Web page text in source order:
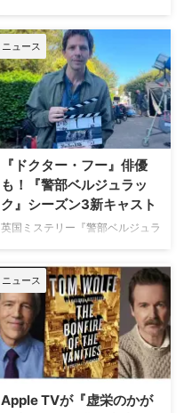
人気Netflixドラマ『エミリー、パ
リへ行く』第6シーズンに出演す
るイギリス人女優のミニー・ドラ
イヴァーが、フランスでの撮影休
止期間中に深刻な自動車事故に遭
っていたことが分かった。 生き
ていられることに心から感謝 ミ
ニーは過去8週間にわたり、
Instagram上で「パリ近況報告」
と題した動画シリーズを投稿。最
終シーズンの撮影で滞在していた
パリでの日常をファンに届けてい
た。しかし8月6日（木）早朝、
公開。「パリの最新情報だけど、
実はロンドンに戻っ …
ニュース
『ドクター・フー』俳優
も！『警部ベルジュラッ
ク』シーズン3新キャスト
英国ミステリー『警部ベルジュラ
ている。また、4人のキャストが
新たに加わることも明らかになっ
た。英BBCなど複数のメディアが
伝えている。 これまでで最も衝
撃的な事件に巻き込まれるベルジ
ュラック 1981年から1991年にか
けて英BBCで放送されたジョン・
『Bergerac（原題）』をリブー
ニュース
Apple TVが『虚栄のかが